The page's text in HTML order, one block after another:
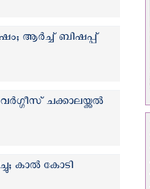
ആര്‍ച്ച് ബിഷപ്പ്
ചക്കാലയ്ക്കല്‍
കാല്‍ കോടി